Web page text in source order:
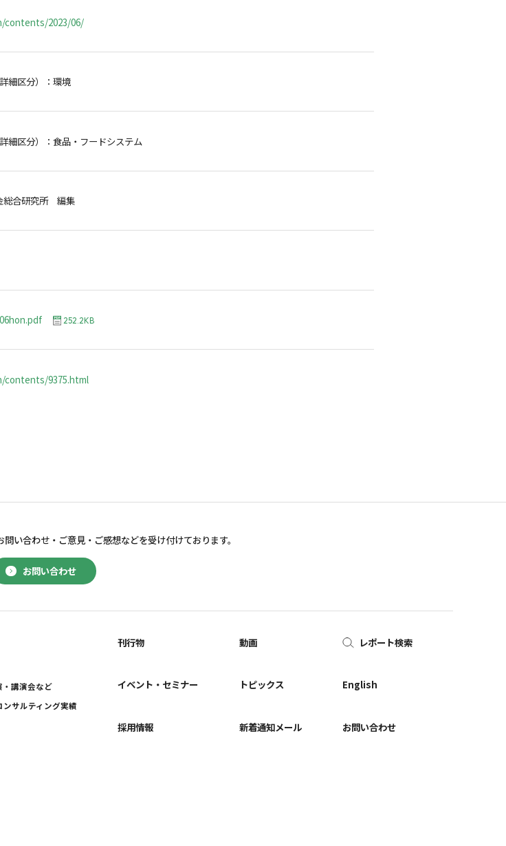
contents/2023/06/
細区分）：環境
区分）：食品・フードシステム
合研究所 編集
252.2KB
contents/9375.html
お問い合わせ
い合わせ・ ご意見・ご感想などを受け付けております。
・講演会など
ンサルティング実績
刊行物
イベント・セミナー
採用情報
動画
トピックス
新着通知メール
レポート検索
English
お問い合わせ